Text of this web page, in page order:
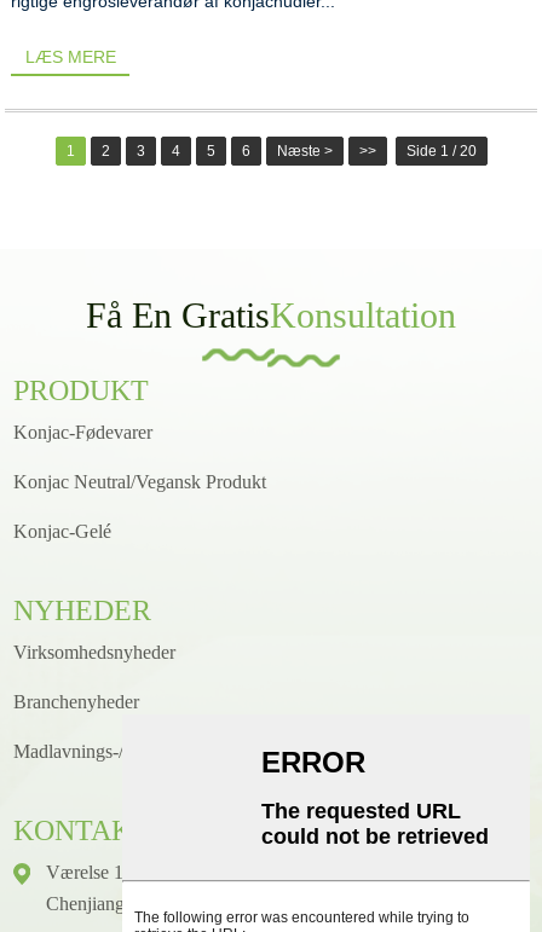
LÆS MERE
1 2 3 4 5 6 Næste > >> Side 1 / 20
Få En GratisKonsultation
PRODUKT
Konjac-Fødevarer
Konjac Neutral/Vegansk Produkt
Konjac-Gelé
NYHEDER
Virksomhedsnyheder
Branchenyheder
Madlavnings-/opskriftsnyheder
KONTAKTE
Værelse 1416, Etage 14, Junhao International Building, Nr. 2,
Chenjiang Zhongkai Avenue, Huicheng District, Huizhou City